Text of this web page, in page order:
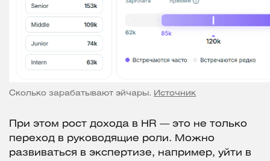
Сколько зарабатывают эйчары. Источник
При этом рост дохода в HR — это не только
переход в руководящие роли. Можно
развиваться в экспертизе, например, уйти в